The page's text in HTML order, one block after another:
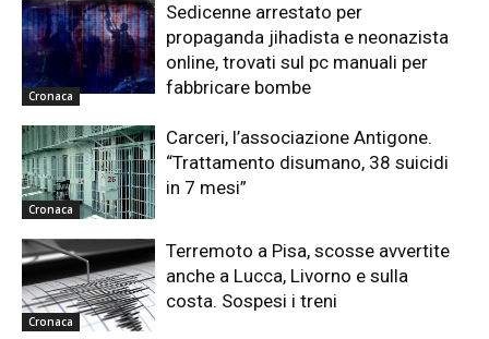
Cronaca
Sedicenne arrestato per
propaganda jihadista e neonazista
online, trovati sul pc manuali per
fabbricare bombe
Cronaca
Carceri, l’associazione Antigone.
“Trattamento disumano, 38 suicidi
in 7 mesi”
Cronaca
Terremoto a Pisa, scosse avvertite
anche a Lucca, Livorno e sulla
costa. Sospesi i treni